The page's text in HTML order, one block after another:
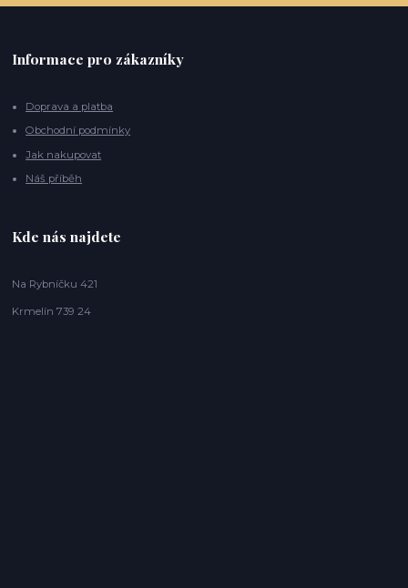
Informace pro zákazníky
Doprava a platba
Obchodní podmínky
Jak nakupovat
Náš příběh
Kde nás najdete
Na Rybníčku 421
Krmelín 739 24